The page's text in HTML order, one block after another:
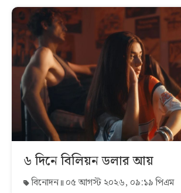
৬ দিনে বিলিয়ন ডলার আয়
বিনোদন ০৫ আগস্ট ২০২৬, ০৯:১৯ পিএম